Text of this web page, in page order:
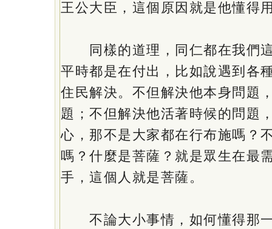
王公大臣，這個原因就是他懂得
同樣的道理，同仁都在我們
平時都是在付出，比如說遇到各
住民解決。不但解決他本身問題
題；不但解決他活著時候的問題
心，那不是大家都在行布施嗎？
嗎？什麼是菩薩？就是眾生在最
手，這個人就是菩薩。
不論大小事情，如何懂得那